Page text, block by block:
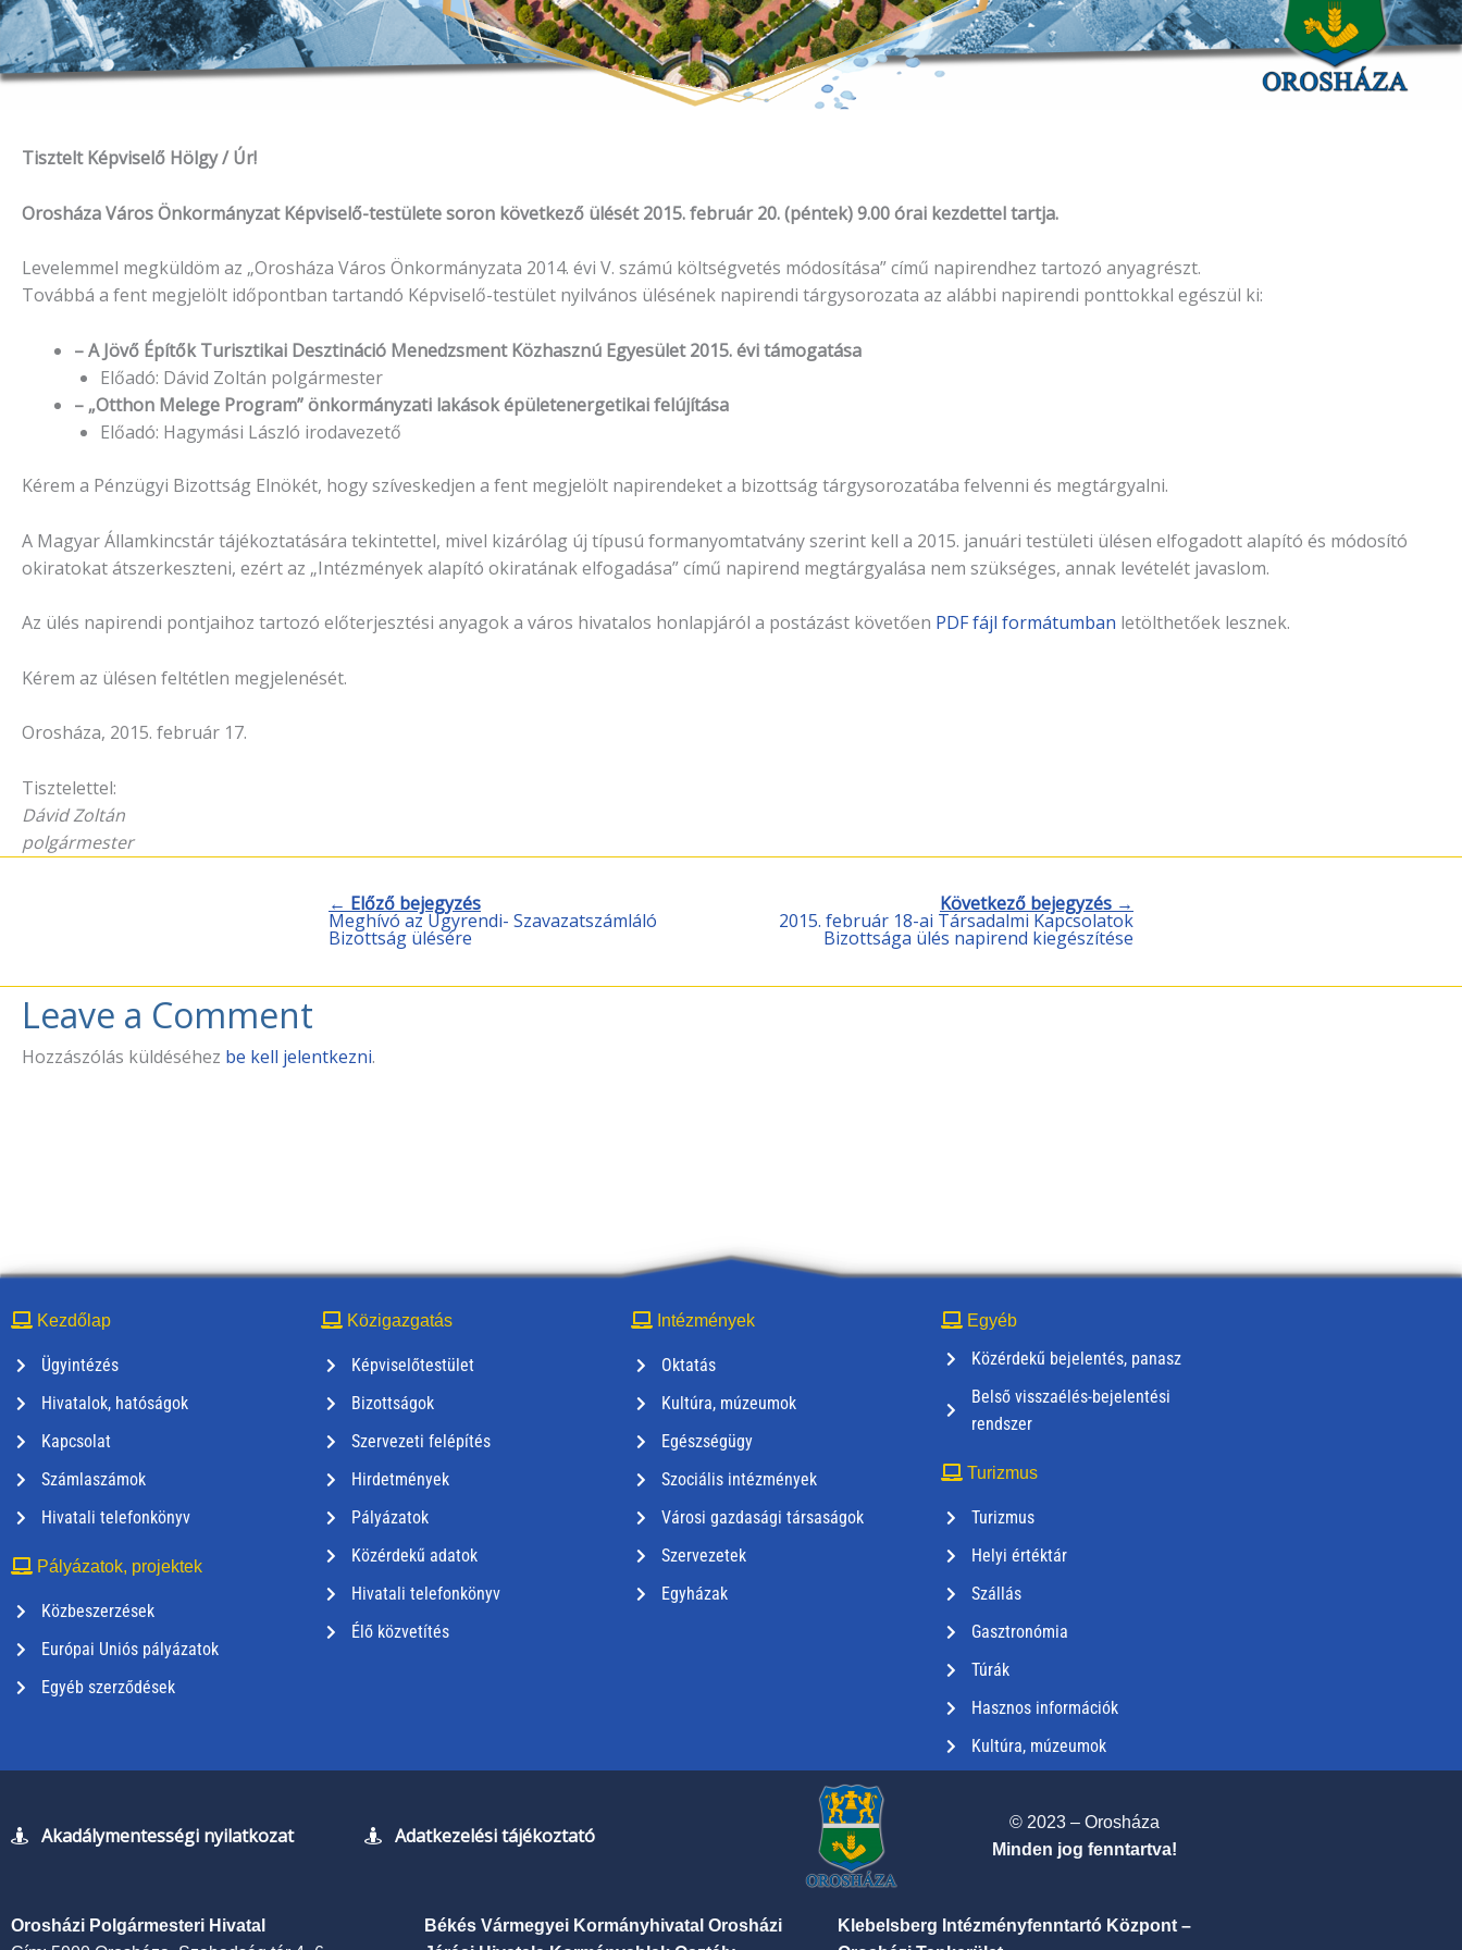
Tisztelt Képviselő Hölgy / Úr!
Orosháza Város Önkormányzat Képviselő-testülete soron következő ülését 2015. február 20. (péntek) 9.00 órai kezdettel tartja.
Levelemmel megküldöm az „Orosháza Város Önkormányzata 2014. évi V. számú költségvetés módosítása” című napirendhez tartozó anyagrészt.
Továbbá a fent megjelölt időpontban tartandó Képviselő-testület nyilvános ülésének napirendi tárgysorozata az alábbi napirendi ponttokkal egészül ki:
– A Jövő Építők Turisztikai Desztináció Menedzsment Közhasznú Egyesület 2015. évi támogatása
Előadó: Dávid Zoltán polgármester
– „Otthon Melege Program” önkormányzati lakások épületenergetikai felújítása
Előadó: Hagymási László irodavezető
Kérem a Pénzügyi Bizottság Elnökét, hogy szíveskedjen a fent megjelölt napirendeket a bizottság tárgysorozatába felvenni és megtárgyalni.
A Magyar Államkincstár tájékoztatására tekintettel, mivel kizárólag új típusú formanyomtatvány szerint kell a 2015. januári testületi ülésen elfogadott alapító és módosító
okiratokat átszerkeszteni, ezért az „Intézmények alapító okiratának elfogadása” című napirend megtárgyalása nem szükséges, annak levételét javaslom.
Az ülés napirendi pontjaihoz tartozó előterjesztési anyagok a város hivatalos honlapjáról a postázást követően PDF fájl formátumban letölthetőek lesznek.
Kérem az ülésen feltétlen megjelenését.
Orosháza, 2015. február 17.
Tisztelettel:
Dávid Zoltán
polgármester
← Előző bejegyzés
Meghívó az Ügyrendi- Szavazatszámláló
Bizottság ülésére
Következő bejegyzés →
2015. február 18-ai Társadalmi Kapcsolatok
Bizottsága ülés napirend kiegészítése
Leave a Comment
Hozzászólás küldéséhez be kell jelentkezni.
Kezdőlap
Ügyintézés
Hivatalok, hatóságok
Kapcsolat
Számlaszámok
Hivatali telefonkönyv
Pályázatok, projektek
Közbeszerzések
Európai Uniós pályázatok
Egyéb szerződések
Közigazgatás
Képviselőtestület
Bizottságok
Szervezeti felépítés
Hirdetmények
Pályázatok
Közérdekű adatok
Hivatali telefonkönyv
Élő közvetítés
Intézmények
Oktatás
Kultúra, múzeumok
Egészségügy
Szociális intézmények
Városi gazdasági társaságok
Szervezetek
Egyházak
Egyéb
Közérdekű bejelentés, panasz
Belső visszaélés-bejelentési
rendszer
Turizmus
Turizmus
Helyi értéktár
Szállás
Gasztronómia
Túrák
Hasznos információk
Kultúra, múzeumok
Akadálymentességi nyilatkozat Adatkezelési tájékoztató
© 2023 – Orosháza
Minden jog fenntartva!
Orosházi Polgármesteri Hivatal
Békés Vármegyei Kormányhivatal Orosházi
Klebelsberg Intézményfenntartó Központ –